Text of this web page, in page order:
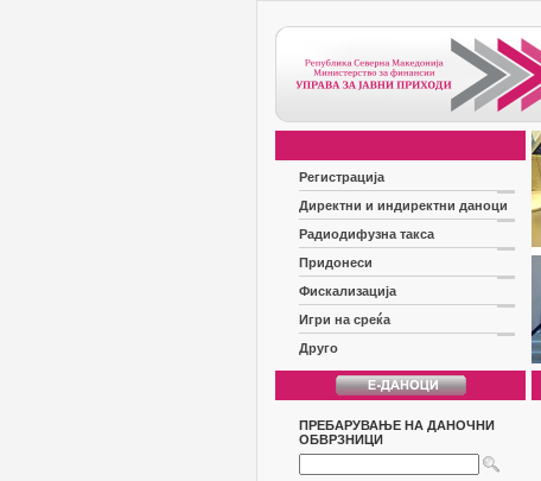
Регистрација
Директни и индиректни даноци
Радиодифузна такса
Придонеси
Фискализација
Игри на среќа
Друго
ПРЕБАРУВАЊЕ НА ДАНОЧНИ
ОБВРЗНИЦИ